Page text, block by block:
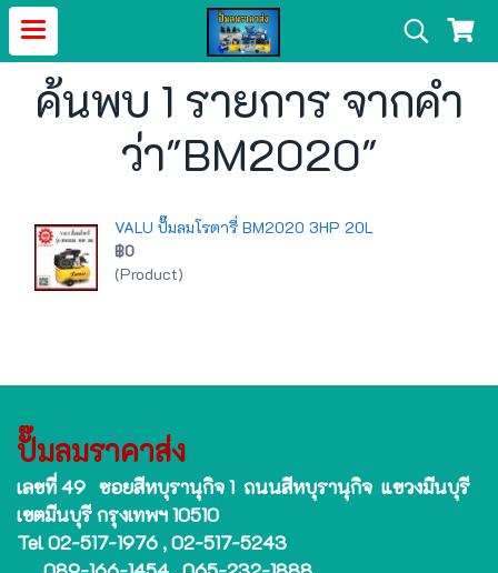
ค้นพบ 1 รายการ จากคำ
ว่า"BM2020"
VALU ปั๊มลมโรตารี่ BM2020 3HP 20L
฿0
(Product)
ปั๊มลมราคาส่ง
เลขที่ 49 ซอยสีหบุรานุกิจ 1 ถนนสีหบุรานุกิจ แขวงมีนบุรี
เขตมีนบุรี กรุงเทพฯ 10510
Tel 02-517-1976 , 02-517-5243